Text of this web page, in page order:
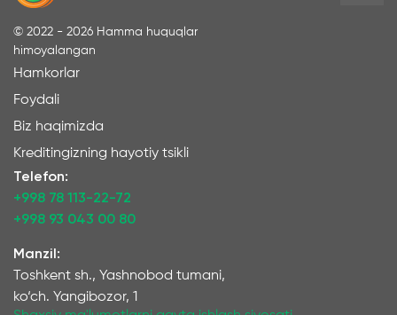
© 2022 - 2026 Hamma huquqlar
himoyalangan
Hamkorlar
Foydali
Biz haqimizda
Kreditingizning hayotiy tsikli
Telefon:
+998 78 113-22-72
+998 93 043 00 80
Manzil:
Toshkent sh., Yashnobod tumani,
ko‘ch. Yangibozor, 1